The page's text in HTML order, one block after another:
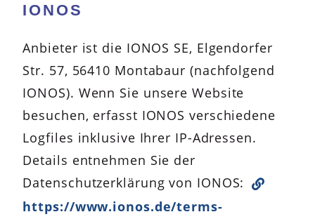
IONOS
Anbieter ist die IONOS SE, Elgendorfer
Str. 57, 56410 Montabaur (nachfolgend
IONOS). Wenn Sie unsere Website
besuchen, erfasst IONOS verschiedene
Logfiles inklusive Ihrer IP-Adressen.
Details entnehmen Sie der
Datenschutzerklärung von IONOS:
https://www.ionos.de/terms-